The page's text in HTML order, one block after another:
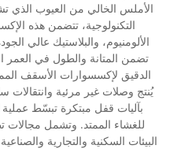
الأملس الخالي من العيوب الذي
التكنولوجية، تتضمن هذه
الألومنيوم، والبلاستيك عالي
تضمن المتانة والطول في العمر
الدقيق لإكسسوارات الأسقف
يُنتج وصلات غير مرئية وانتقالات
بآليات قفل مبتكرة تبسّط عملية
للغشاء الممتد. وتشمل
البيئات السكنية والتجارية